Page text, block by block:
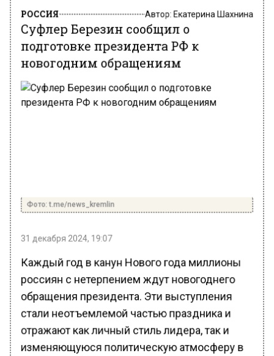
Суфлер Березин сообщил о
подготовке президента РФ к
новогодним обращениям
Фото: t.me/news_kremlin
31 декабря 2024, 19:07
Каждый год в канун Нового года миллионы
россиян с нетерпением ждут новогоднего
обращения президента. Эти выступления
стали неотъемлемой частью праздника и
отражают как личный стиль лидера, так и
изменяющуюся политическую атмосферу в